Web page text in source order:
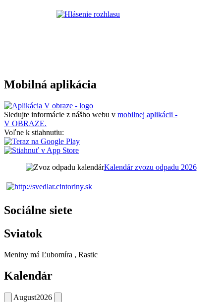
Mobilná aplikácia
Sledujte informácie z nášho webu v mobilnej aplikácii -
V OBRAZE.
Voľne k stiahnutiu:
Kalendár zvozu odpadu 2026
Sociálne siete
Sviatok
Meniny má Ľubomíra , Rastic
Kalendár
August2026